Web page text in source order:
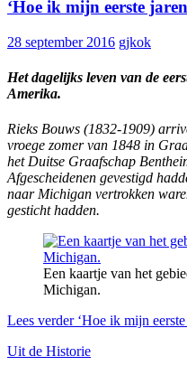
‘Hoe ik mijn eerste
28 september 2016 gjkok
Het dagelijks leven van de
Amerika.
Rieks Bouws (1832-1909)
vroege zomer van 1848 in
het Duitse Graafschap
Afgescheidenen gevestigd
naar Michigan vertrokken
gesticht hadden.
Een kaartje van het
Michigan.
Lees verder ‘Hoe ik mijn
Uit de Historie